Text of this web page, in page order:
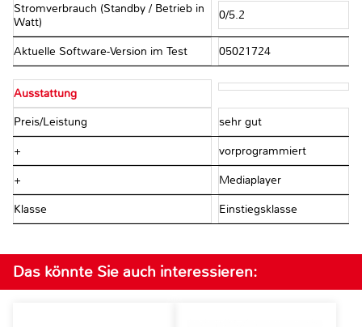
Stromverbrauch (Standby / Betrieb in
Watt)
0/5.2
Aktuelle Software-Version im Test 05021724
Ausstattung
Preis/Leistung sehr gut
+ vorprogrammiert
+ Mediaplayer
Klasse Einstiegsklasse
Das könnte Sie auch interessieren: